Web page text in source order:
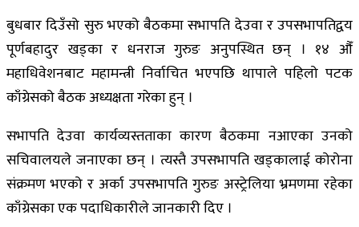
बुधबार दिउँसो सुरु भएको बैठकमा सभापति देउवा र उपसभापतिद्वय
पूर्णबहादुर खड्का र धनराज गुरुङ अनुपस्थित छन् । १४ औँ
महाधिवेशनबाट महामन्त्री निर्वाचित भएपछि थापाले पहिलो पटक
काँग्रेसको बैठक अध्यक्षता गरेका हुन् ।
सभापति देउवा कार्यव्यस्तताका कारण बैठकमा नआएका उनको
सचिवालयले जनाएका छन् । त्यस्तै उपसभापति खड्कालाई कोरोना
संक्रमण भएको र अर्का उपसभापति गुरुङ अस्ट्रेलिया भ्रमणमा रहेका
काँग्रेसका एक पदाधिकारीले जानकारी दिए ।